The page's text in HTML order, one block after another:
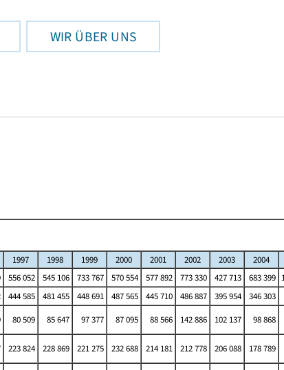
WIR ÜBER UNS
1997 1998 1999 2000 2001 2002 2003
2004
556 052 545 106 733 767 570 554 577 892 773 330 427 713 683 399
444 585 481 455 448 691 487 565 445 710 486 887 395 954
346 303
80 509 85 647 97 377 87 095 88 566 142 886 102 137
98 868
223 824 228 869 221 275 232 688 214 181 212 778 206 088
178 789